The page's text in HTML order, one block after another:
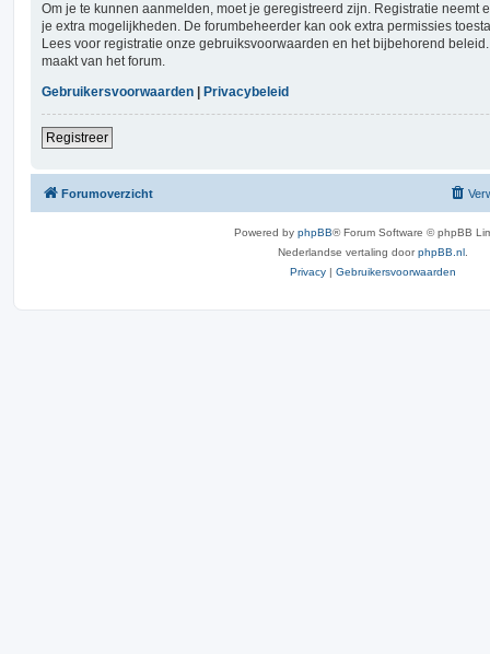
Om je te kunnen aanmelden, moet je geregistreerd zijn. Registratie neemt
je extra mogelijkheden. De forumbeheerder kan ook extra permissies
Lees voor registratie onze gebruiksvoorwaarden en het bijbehorend
maakt van het forum.
Gebruikersvoorwaarden
Privacybeleid
Registreer
Forumoverzicht
Powered by phpBB® Forum Software © phpBB
Nederlandse vertaling doorphpBB.nl.
Privacy| Gebruikersvoorwaarden